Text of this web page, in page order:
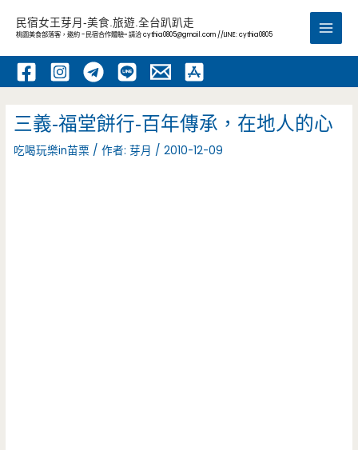
內
民宿女王芽月-美食.旅遊.全台趴趴走
桃園美食部落客，邀約 -民宿合作體驗~ 請洽cythia0805@gmail.com //LINE: cythia0805
Main
三義-福堂餅行-百年傳承，在地人的心
吃喝玩樂in苗栗 / 作者:芽月 /2010-12-09